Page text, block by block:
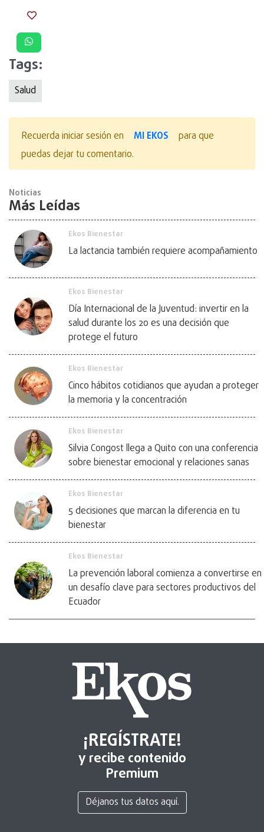
Tags:
Salud
Recuerda iniciar sesión en MI EKOS
para que
puedas dejar tu comentario.
Noticias
Más Leídas
Ekos Bienestar
La lactancia también requiere acompañamiento
Ekos Bienestar
Día Internacional de la Juventud: invertir en la
salud durante los 20 es una decisión que
protege el futuro
Ekos Bienestar
Cinco hábitos cotidianos que ayudan a proteger
la memoria y la concentración
Ekos Bienestar
Silvia Congost llega a Quito con una conferencia
sobre bienestar emocional y relaciones sanas
Ekos Bienestar
5 decisiones que marcan la diferencia en tu
bienestar
Ekos Bienestar
La prevención laboral comienza a convertirse en
un desafío clave para sectores productivos del
Ecuador
¡REGÍSTRATE!
y recibe contenido
Premium
Déjanos tus datos aquí.